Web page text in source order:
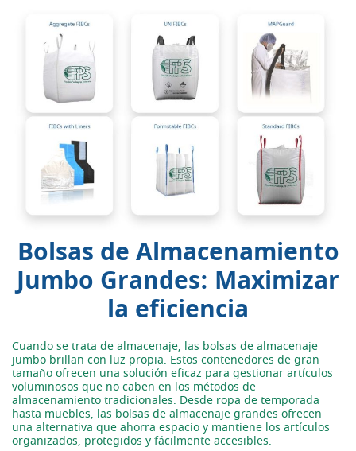
Bolsas de Almacenamiento
Jumbo Grandes: Maximizar
la eficiencia
Cuando se trata de almacenaje, las bolsas de almacenaje
jumbo brillan con luz propia. Estos contenedores de gran
tamaño ofrecen una solución eficaz para gestionar artículos
voluminosos que no caben en los métodos de
almacenamiento tradicionales. Desde ropa de temporada
hasta muebles, las bolsas de almacenaje grandes ofrecen
una alternativa que ahorra espacio y mantiene los artículos
organizados, protegidos y fácilmente accesibles.